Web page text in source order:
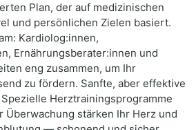
Plan, der auf medizinischen
und persönlichen Zielen basiert.
Kardiolog:innen,
Ernährungsberater:innen und
eng zusammen, um Ihr
zu fördern. Sanfte, aber effektive
Herztrainingsprogramme
stärken Ihr Herz und